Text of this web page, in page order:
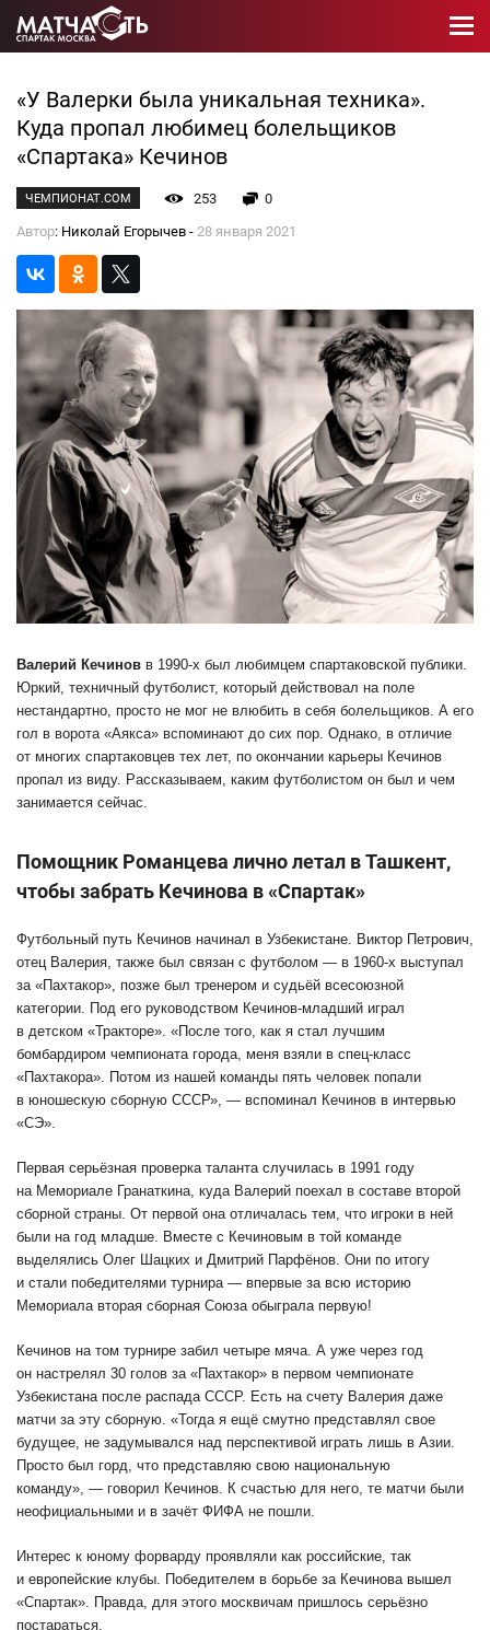
«У Валерки была уникальная техника».
Куда пропал любимец болельщиков
«Спартака» Кечинов
ЧЕМПИОНАТ.COM 253
0
Автор: Николай Егорычев - 28 января 2021
Валерий Кечинов в 1990-х был любимцем спартаковской публики.
Юркий, техничный футболист, который действовал на поле
нестандартно, просто не мог не влюбить в себя болельщиков. А его
гол в ворота «Аякса» вспоминают до сих пор. Однако, в отличие
от многих спартаковцев тех лет, по окончании карьеры Кечинов
пропал из виду. Рассказываем, каким футболистом он был и чем
занимается сейчас.
Помощник Романцева лично летал в Ташкент,
чтобы забрать Кечинова в «Спартак»
Футбольный путь Кечинов начинал в Узбекистане. Виктор Петрович,
отец Валерия, также был связан с футболом — в 1960-х выступал
за «Пахтакор», позже был тренером и судьёй всесоюзной
категории. Под его руководством Кечинов-младший играл
в детском «Тракторе». «После того, как я стал лучшим
бомбардиром чемпионата города, меня взяли в спец-класс
«Пахтакора». Потом из нашей команды пять человек попали
в юношескую сборную СССР», — вспоминал Кечинов в интервью
«СЭ».
Первая серьёзная проверка таланта случилась в 1991 году
на Мемориале Гранаткина, куда Валерий поехал в составе второй
сборной страны. От первой она отличалась тем, что игроки в ней
были на год младше. Вместе с Кечиновым в той команде
выделялись Олег Шацких и Дмитрий Парфёнов. Они по итогу
и стали победителями турнира — впервые за всю историю
Мемориала вторая сборная Союза обыграла первую!
Кечинов на том турнире забил четыре мяча. А уже через год
он настрелял 30 голов за «Пахтакор» в первом чемпионате
Узбекистана после распада СССР. Есть на счету Валерия даже
матчи за эту сборную. «Тогда я ещё смутно представлял свое
будущее, не задумывался над перспективой играть лишь в Азии.
Просто был горд, что представляю свою национальную
команду», — говорил Кечинов. К счастью для него, те матчи были
неофициальными и в зачёт ФИФА не пошли.
Интерес к юному форварду проявляли как российские, так
и европейские клубы. Победителем в борьбе за Кечинова вышел
«Спартак». Правда, для этого москвичам пришлось серьёзно
постараться.